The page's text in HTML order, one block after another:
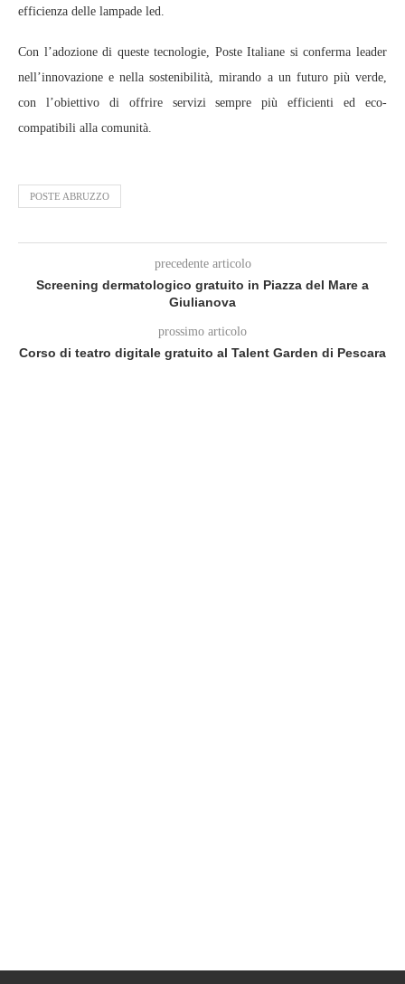
efficienza delle lampade led.
Con l’adozione di queste tecnologie, Poste Italiane si conferma leader
nell’innovazione e nella sostenibilità, mirando a un futuro più verde,
con l’obiettivo di offrire servizi sempre più efficienti ed eco-
compatibili alla comunità.
POSTE ABRUZZO
precedente articolo
Screening dermatologico gratuito in Piazza del Mare a
Giulianova
prossimo articolo
Corso di teatro digitale gratuito al Talent Garden di Pescara